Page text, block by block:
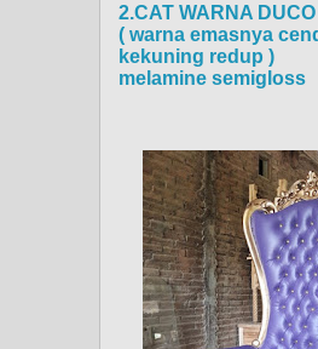
2.CAT WARNA
( warna emasnya
kekuning redup )
melamine semigloss